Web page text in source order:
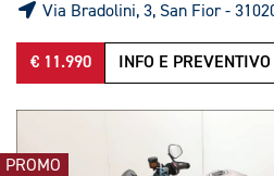
Via Bradolini, 3, San Fior -
€ 11.990 INFO E PREVENTIVO
PROMO